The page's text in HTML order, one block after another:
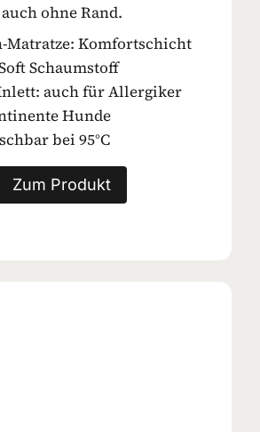
ohne Rand.
Matratze: Komfortschicht
Schaumstoff
auch für Allergiker
Hunde
bei 95°C
Zum Produkt